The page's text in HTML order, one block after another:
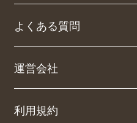
よくある質問
運営会社
利用規約